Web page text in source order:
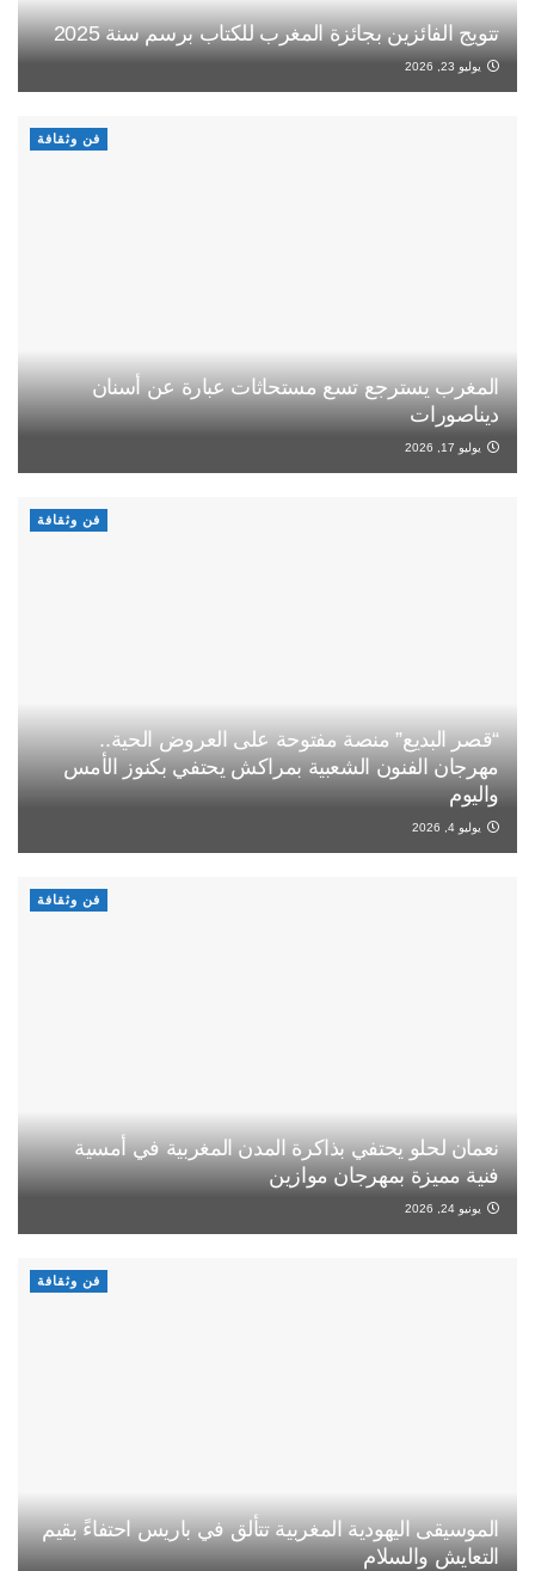
تتويج الفائزين بجائزة المغرب للكتاب برسم سنة 2025
يوليو 23, 2026
فن وثقافة
المغرب يسترجع تسع مستحاثات عبارة عن أسنان
ديناصورات
يوليو 17, 2026
فن وثقافة
“قصر البديع” منصة مفتوحة على العروض الحية..
مهرجان الفنون الشعبية بمراكش يحتفي بكنوز الأمس
واليوم
يوليو 4, 2026
فن وثقافة
نعمان لحلو يحتفي بذاكرة المدن المغربية في أمسية
فنية مميزة بمهرجان موازين
يونيو 24, 2026
فن وثقافة
الموسيقى اليهودية المغربية تتألق في باريس احتفاءً بقيم
التعايش والسلام